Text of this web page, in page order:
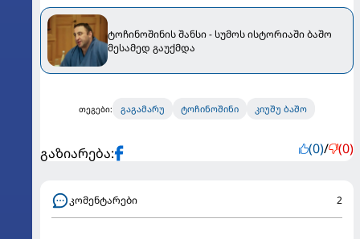
ტოჩინოშინის შანსი - სუმოს ისტორიაში ბაშო
მესამედ გაუქმდა
თეგები: გაგამარუ ტოჩინოშინი კიუშუ ბაშო
გაზიარება: (0)/ (0)
კომენტარები 2